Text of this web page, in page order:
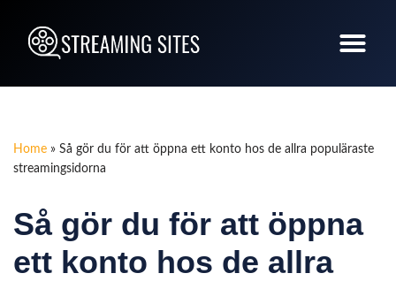
Hoppa
innehåll
Home » Så gör du för att öppna ett konto hos de allra populäraste
streamingsidorna
Så gör du för att öppna
ett konto hos de allra